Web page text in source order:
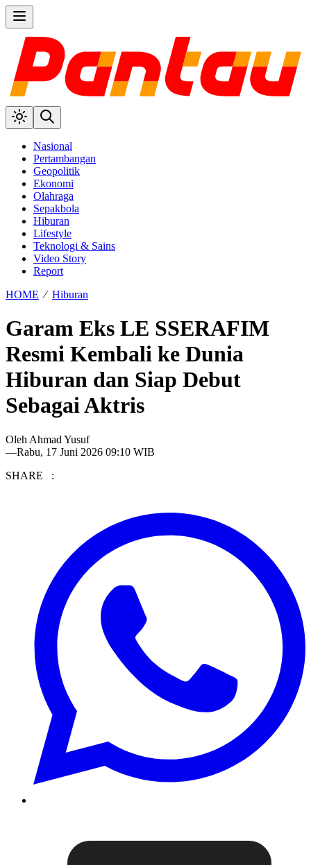
Nasional
Pertambangan
Geopolitik
Ekonomi
Olahraga
Sepakbola
Hiburan
Lifestyle
Teknologi & Sains
Video Story
Report
HOME ⁄ Hiburan
Garam Eks LE SSERAFIM
Resmi Kembali ke Dunia
Hiburan dan Siap Debut
Sebagai Aktris
Oleh Ahmad Yusuf
—Rabu, 17 Juni 2026 09:10 WIB
SHARE :